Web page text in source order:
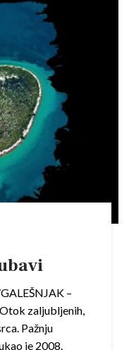
–
zaljubljenih,
Pažnju
je 2008.